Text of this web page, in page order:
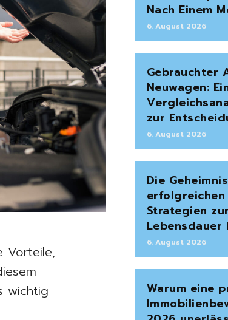
Vorteile,
wichtig
Nach Einem
6. August 2026
Gebrauchter
Neuwagen:
zur
6. August 2026
Die
Strategien
Lebensdauer
6. August 2026
Warum eine